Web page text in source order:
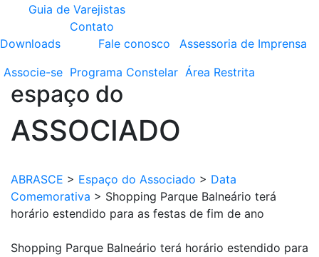
Guia de Varejistas
Downloads
Contato
Fale conosco
Assessoria de Imprensa
Associe-se Programa Constelar Área Restrita
espaço do
ASSOCIADO
ABRASCE > Espaço do Associado > Data
Comemorativa > Shopping Parque Balneário terá
horário estendido para as festas de fim de ano
Shopping Parque Balneário terá horário estendido para